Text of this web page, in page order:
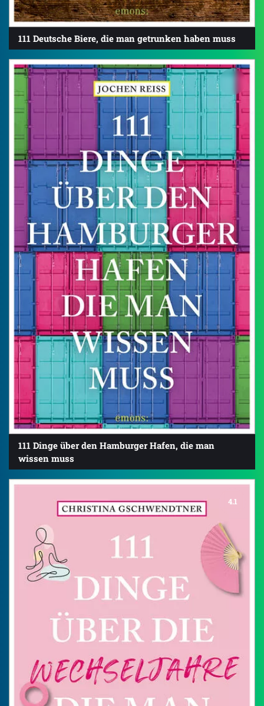
111 Deutsche Biere, die man getrunken haben muss
111 Dinge über den Hamburger Hafen, die man
wissen muss
4.1